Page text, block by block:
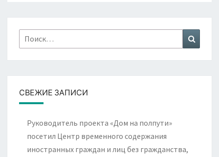
Найти:
СВЕЖИЕ ЗАПИСИ
Руководитель проекта «Дом на полпути»
посетил Центр временного содержания
иностранных граждан и лиц без гражданства,